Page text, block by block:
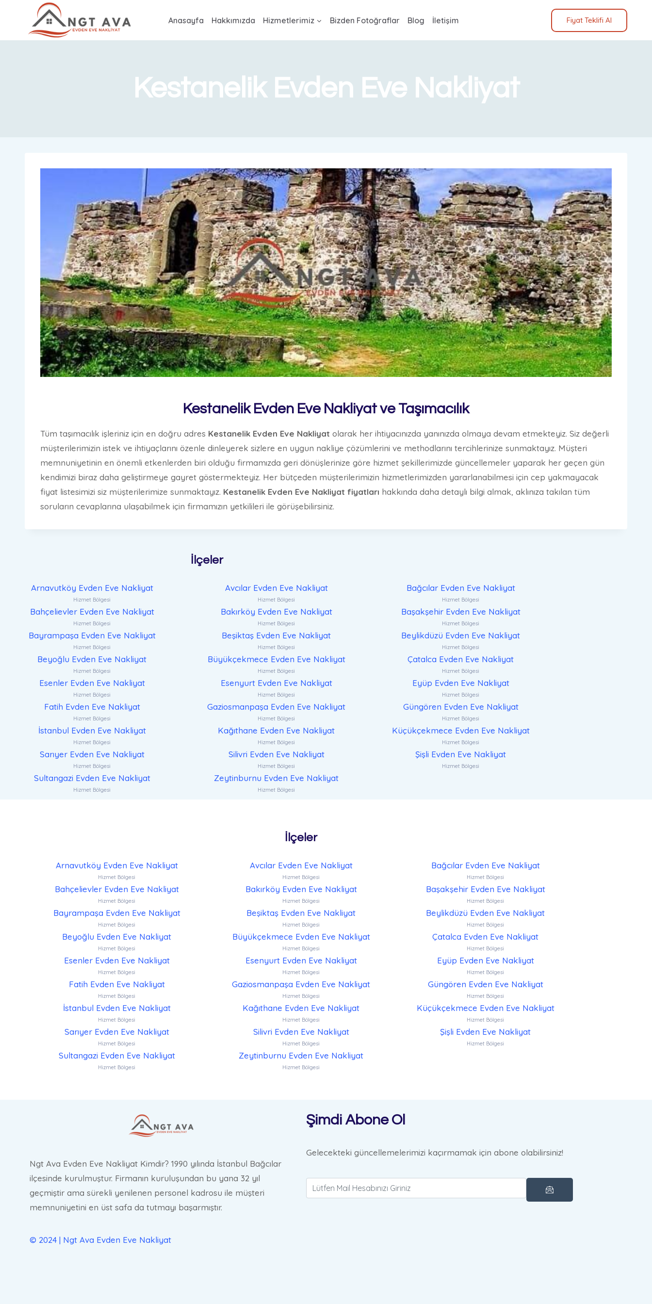
Anasayfa Hakkımızda Hizmetlerimiz Bizden Fotoğraflar Blog İletişim Fiyat Teklifi Al
Kestanelik Evden Eve Nakliyat
Kestanelik Evden Eve Nakliyat ve Taşımacılık
Tüm taşımacılık işleriniz için en doğru adres Kestanelik Evden Eve Nakliyat olarak her ihtiyacınızda yanınızda olmaya devam etmekteyiz. Siz değerli
müşterilerimizin istek ve ihtiyaçlarını özenle dinleyerek sizlere en uygun nakliye çözümlerini ve methodlarını tercihlerinize sunmaktayız. Müşteri
memnuniyetinin en önemli etkenlerden biri olduğu firmamızda geri dönüşlerinize göre hizmet şekillerimizde güncellemeler yaparak her geçen gün
kendimizi biraz daha geliştirmeye gayret göstermekteyiz. Her bütçeden müşterilerimizin hizmetlerimizden yararlanabilmesi için cep yakmayacak
fiyat listesimizi siz müşterilerimize sunmaktayız. Kestanelik Evden Eve Nakliyat fiyatları hakkında daha detaylı bilgi almak, aklınıza takılan tüm
soruların cevaplarına ulaşabilmek için firmamızın yetkilileri ile görüşebilirsiniz.
İlçeler
Arnavutköy Evden Eve Nakliyat
Hizmet Bölgesi
Bahçelievler Evden Eve Nakliyat
Hizmet Bölgesi
Bayrampaşa Evden Eve Nakliyat
Hizmet Bölgesi
Beyoğlu Evden Eve Nakliyat
Hizmet Bölgesi
Esenler Evden Eve Nakliyat
Hizmet Bölgesi
Fatih Evden Eve Nakliyat
Hizmet Bölgesi
İstanbul Evden Eve Nakliyat
Hizmet Bölgesi
Sarıyer Evden Eve Nakliyat
Hizmet Bölgesi
Sultangazi Evden Eve Nakliyat
Hizmet Bölgesi
Avcılar Evden Eve Nakliyat
Hizmet Bölgesi
Bakırköy Evden Eve Nakliyat
Hizmet Bölgesi
Beşiktaş Evden Eve Nakliyat
Hizmet Bölgesi
Büyükçekmece Evden Eve Nakliyat
Hizmet Bölgesi
Esenyurt Evden Eve Nakliyat
Hizmet Bölgesi
Gaziosmanpaşa Evden Eve Nakliyat
Hizmet Bölgesi
Kağıthane Evden Eve Nakliyat
Hizmet Bölgesi
Silivri Evden Eve Nakliyat
Hizmet Bölgesi
Zeytinburnu Evden Eve Nakliyat
Hizmet Bölgesi
Bağcılar Evden Eve Nakliyat
Hizmet Bölgesi
Başakşehir Evden Eve Nakliyat
Hizmet Bölgesi
Beylikdüzü Evden Eve Nakliyat
Hizmet Bölgesi
Çatalca Evden Eve Nakliyat
Hizmet Bölgesi
Eyüp Evden Eve Nakliyat
Hizmet Bölgesi
Güngören Evden Eve Nakliyat
Hizmet Bölgesi
Küçükçekmece Evden Eve Nakliyat
Hizmet Bölgesi
Şişli Evden Eve Nakliyat
Hizmet Bölgesi
İlçeler
Arnavutköy Evden Eve Nakliyat
Hizmet Bölgesi
Bahçelievler Evden Eve Nakliyat
Hizmet Bölgesi
Bayrampaşa Evden Eve Nakliyat
Hizmet Bölgesi
Beyoğlu Evden Eve Nakliyat
Hizmet Bölgesi
Esenler Evden Eve Nakliyat
Hizmet Bölgesi
Fatih Evden Eve Nakliyat
Hizmet Bölgesi
İstanbul Evden Eve Nakliyat
Hizmet Bölgesi
Sarıyer Evden Eve Nakliyat
Hizmet Bölgesi
Sultangazi Evden Eve Nakliyat
Hizmet Bölgesi
Avcılar Evden Eve Nakliyat
Hizmet Bölgesi
Bakırköy Evden Eve Nakliyat
Hizmet Bölgesi
Beşiktaş Evden Eve Nakliyat
Hizmet Bölgesi
Büyükçekmece Evden Eve Nakliyat
Hizmet Bölgesi
Esenyurt Evden Eve Nakliyat
Hizmet Bölgesi
Gaziosmanpaşa Evden Eve Nakliyat
Hizmet Bölgesi
Kağıthane Evden Eve Nakliyat
Hizmet Bölgesi
Silivri Evden Eve Nakliyat
Hizmet Bölgesi
Zeytinburnu Evden Eve Nakliyat
Hizmet Bölgesi
Bağcılar Evden Eve Nakliyat
Hizmet Bölgesi
Başakşehir Evden Eve Nakliyat
Hizmet Bölgesi
Beylikdüzü Evden Eve Nakliyat
Hizmet Bölgesi
Çatalca Evden Eve Nakliyat
Hizmet Bölgesi
Eyüp Evden Eve Nakliyat
Hizmet Bölgesi
Güngören Evden Eve Nakliyat
Hizmet Bölgesi
Küçükçekmece Evden Eve Nakliyat
Hizmet Bölgesi
Şişli Evden Eve Nakliyat
Hizmet Bölgesi
Ngt Ava Evden Eve Nakliyat Kimdir? 1990 yılında İstanbul Bağcılar
ilçesinde kurulmuştur. Firmanın kuruluşundan bu yana 32 yıl
geçmiştir ama sürekli yenilenen personel kadrosu ile müşteri
memnuniyetini en üst safa da tutmayı başarmıştır.
Şimdi Abone Ol
Gelecekteki güncellemelerimizi kaçırmamak için abone olabilirsiniz!
© 2024 | Ngt Ava Evden Eve Nakliyat